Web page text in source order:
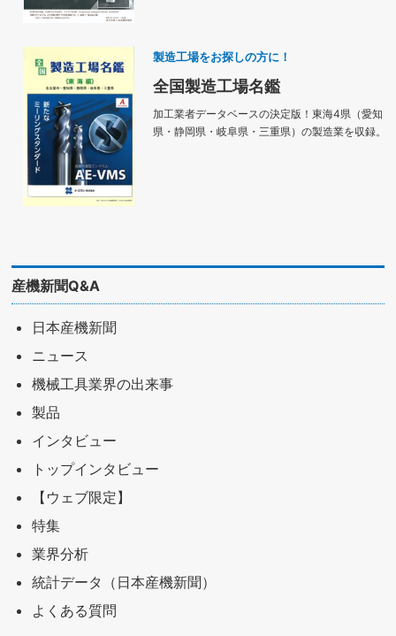
製造工場をお探しの方に！
全国製造工場名鑑
加工業者データベースの決定版！東海4県（愛知
県・静岡県・岐阜県・三重県）の製造業を収録。
産機新聞Q&A
日本産機新聞
ニュース
機械工具業界の出来事
製品
インタビュー
トップインタビュー
【ウェブ限定】
特集
業界分析
統計データ（日本産機新聞）
よくある質問